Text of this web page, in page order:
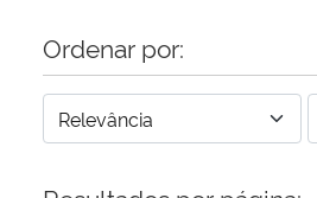
Ordenar por: